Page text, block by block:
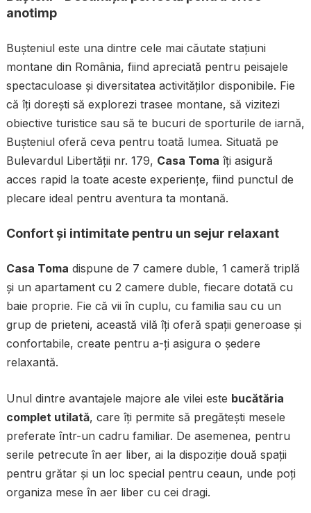
anotimp
Bușteniul este una dintre cele mai căutate stațiuni
montane din România, fiind apreciată pentru peisajele
spectaculoase și diversitatea activităților disponibile. Fie
că îți dorești să explorezi trasee montane, să vizitezi
obiective turistice sau să te bucuri de sporturile de iarnă,
Bușteniul oferă ceva pentru toată lumea. Situată pe
Bulevardul Libertății nr. 179, Casa Toma îți asigură
acces rapid la toate aceste experiențe, fiind punctul de
plecare ideal pentru aventura ta montană.
Confort și intimitate pentru un sejur relaxant
Casa Toma dispune de 7 camere duble, 1 cameră triplă
și un apartament cu 2 camere duble, fiecare dotată cu
baie proprie. Fie că vii în cuplu, cu familia sau cu un
grup de prieteni, această vilă îți oferă spații generoase și
confortabile, create pentru a-ți asigura o ședere
relaxantă.
Unul dintre avantajele majore ale vilei este bucătăria
complet utilată, care îți permite să pregătești mesele
preferate într-un cadru familiar. De asemenea, pentru
serile petrecute în aer liber, ai la dispoziție două spații
pentru grătar și un loc special pentru ceaun, unde poți
organiza mese în aer liber cu cei dragi.